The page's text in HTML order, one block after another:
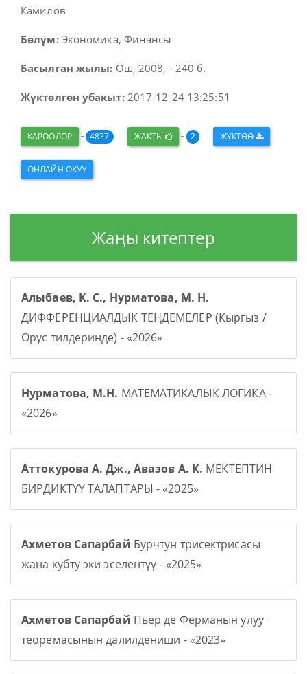
Камилов
Бөлүм:Экономика, Финансы
Басылган жылы: Ош, 2008, - 240 б.
Жүктөлгөн убакыт:2017-12-24 13:25:51
КАРООЛОР - 4837 ЖАКТЫ - 2 ЖҮКТӨӨ
ОНЛАЙН ОКУУ
Жаңы китептер
Алыбаев, К. С., Нурматова, М. Н.
ДИФФЕРЕНЦИАЛДЫК ТЕҢДЕМЕЛЕР (Кыргыз /
Орус тилдеринде) - «2026»
Нурматова, М.Н. МАТЕМАТИКАЛЫК ЛОГИКА -
«2026»
Аттокурова А. Дж., Авазов А. К. МЕКТЕПТИН
БИРДИКТҮҮ ТАЛАПТАРЫ - «2025»
Ахметов Сапарбай Бурчтун трисектрисасы
жана кубту эки эселентүү - «2025»
Ахметов Сапарбай Пьер де Ферманын улуу
теоремасынын далилдениши - «2023»